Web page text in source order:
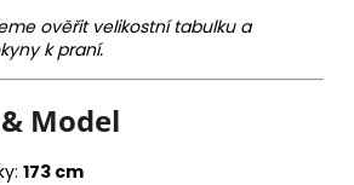
ověřit velikostní tabulku a
k praní.
Model
173 cm